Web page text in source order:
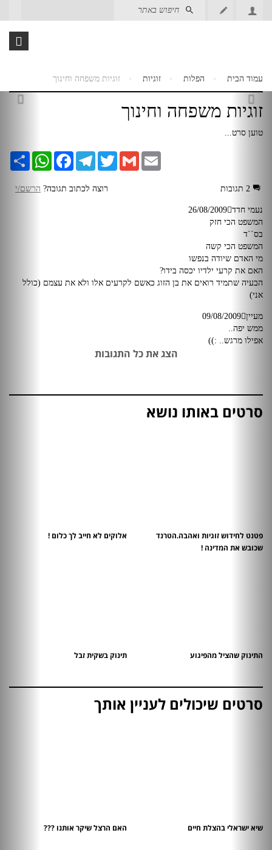
עמוד הבית הפלות זוגיות זוגיות משפחה וחינוך
זוגיות משפחה וחינוך
טוען סרט...
שתף
WhatsAppFacebookTelegramTwitter Gmail Email
2 תגובות רוצה לכתוב תגובה? הרשם/י
נעמי חדד 26/08/2009
המשפט הכי חזק
בס``ד
המשפט הכי קשה
מי האדם שיודה בנפשו
האם את קרעי ילדיו יכסה בידו?
הבעיה שתמיד רואים את בן הזוג כאשם לקרעים אלו ולא את עצמם (כולל
אני)
מעיין 09/08/2009
ממש יפה..
אפילו מרגש.. :))
הצג את כל התגובות
סרטים באותו נושא
פטנט לחידוש זוגיות ואהבה.הטרנד
שכובש את המדינה !
אלוקים לא חייב לך כלום !
התינוק שהציל מהפיגוע תינוק בשקית זבל
סרטים שיכולים לעניין אותך
שיא ישראלי בהצלת חיים האם הרצל שיקר אותנו ???